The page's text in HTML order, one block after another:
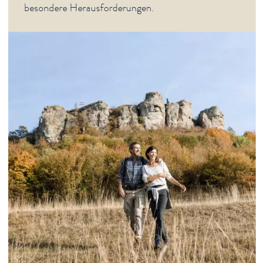
besondere Herausforderungen.